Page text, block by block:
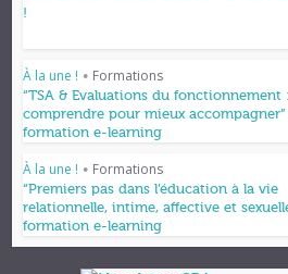
!
À la une ! • Formations
“TSA & Evaluations du fonctionnement
comprendre pour mieux accompagner”
formation e-learning
À la une ! • Formations
“Premiers pas dans l’éducation à la vie
relationnelle, intime, affective et
formation e-learning